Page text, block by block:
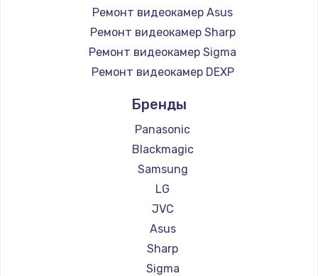
Ремонт видеокамер Asus
Ремонт видеокамер Sharp
Ремонт видеокамер Sigma
Ремонт видеокамер DEXP
Бренды
Panasonic
Blackmagic
Samsung
LG
JVC
Asus
Sharp
Sigma